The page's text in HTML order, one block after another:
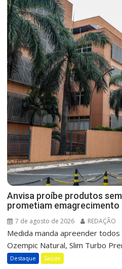
Anvisa proíbe produtos
prometiam emagrecimento
7 de agosto de 2026 REDAÇÃO
Medida manda apreender
Ozempic Natural, Slim Turbo
Destaque Saúde